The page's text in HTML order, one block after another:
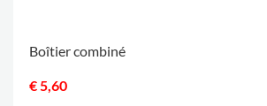
Boîtier combiné
€ 5,60